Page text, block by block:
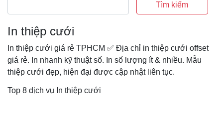
Tìm kiếm
In thiệp cưới
In thiệp cưới giá rẻ TPHCM ✅ Địa chỉ in thiệp cưới offset
giá rẻ. In nhanh kỹ thuật số. In số lượng ít & nhiều. Mẫu
thiệp cưới đẹp, hiện đại được cập nhật liên tục.
Top 8 dịch vụ In thiệp cưới